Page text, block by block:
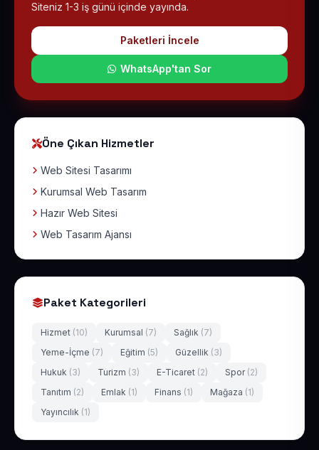
Siteniz 1-3 iş günü içinde yayında.
Paketleri İncele
WhatsApp'tan Sor
Öne Çıkan Hizmetler
Web Sitesi Tasarımı
Kurumsal Web Tasarım
Hazır Web Sitesi
Web Tasarım Ajansı
Paket Kategorileri
Hizmet (10) Kurumsal (7) Sağlık (7)
Yeme-İçme (7) Eğitim (5) Güzellik (3)
Hukuk (3) Turizm (3) E-Ticaret (2) Spor (2)
Tanıtım (2) Emlak (1) Finans (1) Mağaza (1)
Yayıncılık (1)